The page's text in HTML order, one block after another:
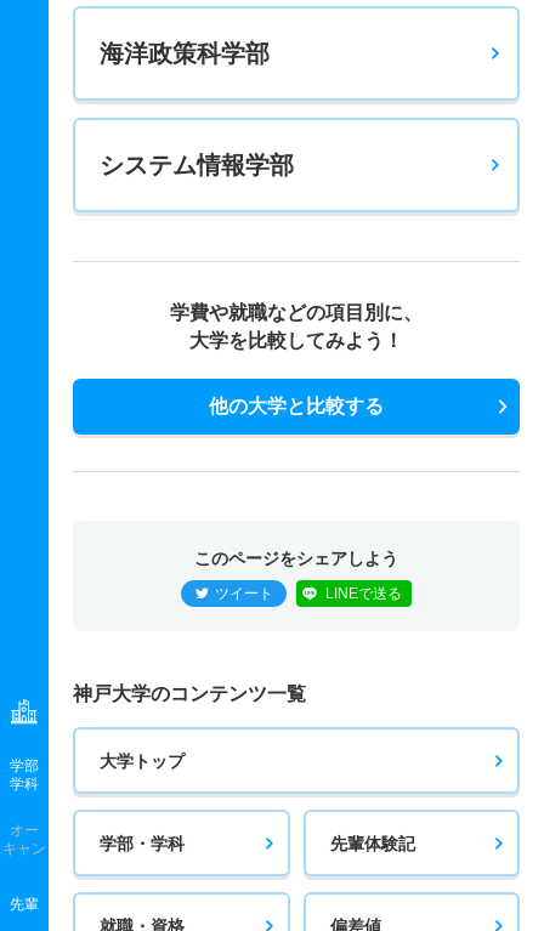
学部
学科
オー
キャン
先輩
海洋政策科学部
システム情報学部
学費や就職などの項目別に、
大学を比較してみよう！
他の大学と比較する
このページをシェアしよう
ツイート LINEで送る
神戸大学のコンテンツ一覧
大学トップ
学部・学科 先輩体験記
就職・資格 偏差値